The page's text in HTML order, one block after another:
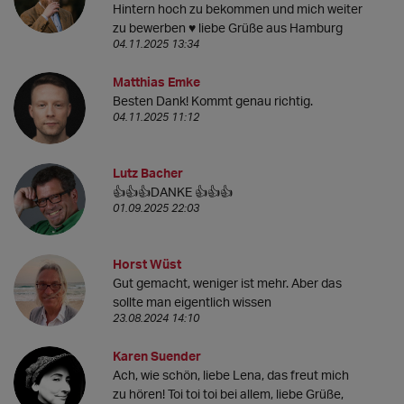
Hintern hoch zu bekommen und mich weiter
zu bewerben ♥️ liebe Grüße aus Hamburg
04.11.2025 13:34
Matthias Emke
Besten Dank! Kommt genau richtig.
04.11.2025 11:12
Lutz Bacher
👍👍👍DANKE 👍👍👍
01.09.2025 22:03
Horst Wüst
Gut gemacht, weniger ist mehr. Aber das
sollte man eigentlich wissen
23.08.2024 14:10
Karen Suender
Ach, wie schön, liebe Lena, das freut mich
zu hören! Toi toi toi bei allem, liebe Grüße,